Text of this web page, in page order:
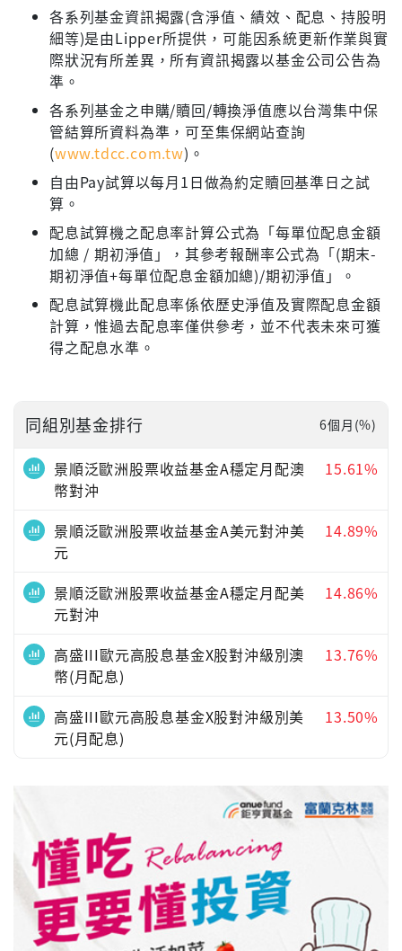
各系列基金資訊揭露(含淨值、績效、配息、持股明
細等)是由Lipper所提供，可能因系統更新作業與實
際狀況有所差異，所有資訊揭露以基金公司公告為
準。
各系列基金之申購/贖回/轉換淨值應以台灣集中保
管結算所資料為準，可至集保網站查詢
(www.tdcc.com.tw)。
自由Pay試算以每月1日做為約定贖回基準日之試
算。
配息試算機之配息率計算公式為「每單位配息金額
加總 / 期初淨值」，其參考報酬率公式為「(期末-
期初淨值+每單位配息金額加總)/期初淨值」。
配息試算機此配息率係依歷史淨值及實際配息金額
計算，惟過去配息率僅供參考，並不代表未來可獲
得之配息水準。
同組別基金排行 6個月(%)
景順泛歐洲股票收益基金A穩定月配澳
幣對沖
15.61%
景順泛歐洲股票收益基金A美元對沖美
元
14.89%
景順泛歐洲股票收益基金A穩定月配美
元對沖
14.86%
高盛III歐元高股息基金X股對沖級別澳
幣(月配息)
13.76%
高盛III歐元高股息基金X股對沖級別美
元(月配息)
13.50%